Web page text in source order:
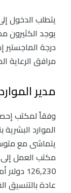
يتطلب الدخول
يوجد
درجة الماجستير
مرافق الرعاية
مدير
وفقاً لمكتب
يتماشى مع
مكتب العمل
عادة بالتنسيق